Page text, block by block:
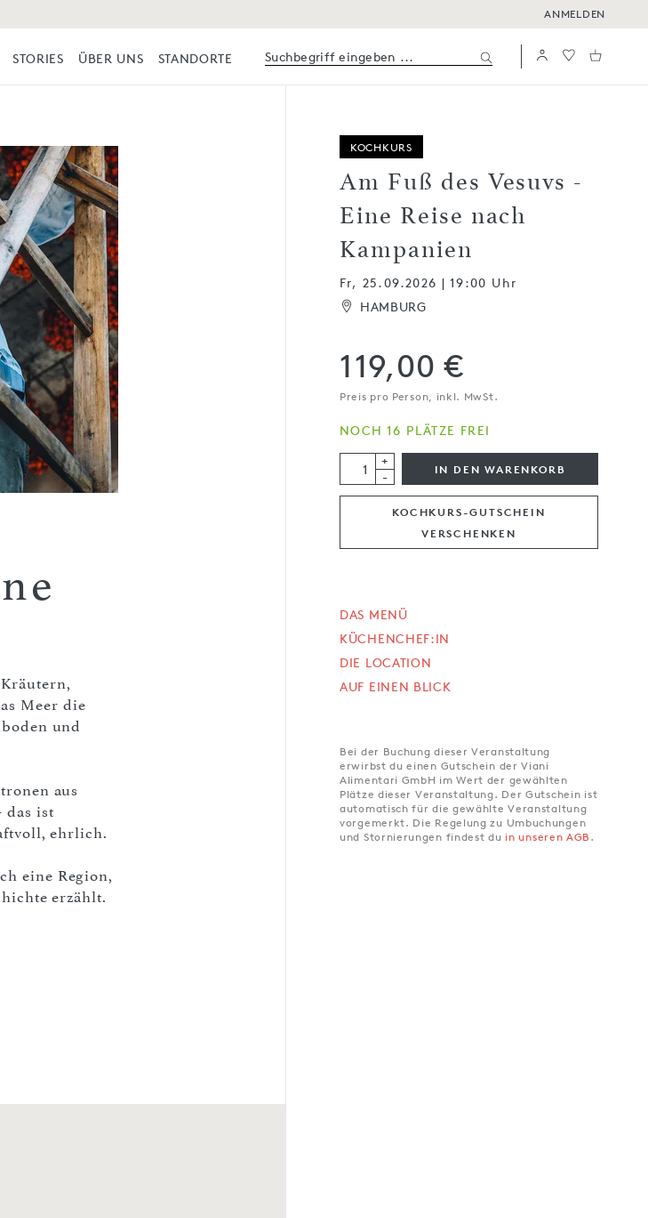
ANMELDEN
STORIES ÜBER UNS STANDORTE
KOCHKURS
Am Fuß des Vesuvs -
Eine Reise nach
Kampanien
Fr, 25.09.2026 | 19:00 Uhr
HAMBURG
119,00 €
Preis pro Person, inkl. MwSt.
NOCH 16 PLÄTZE FREI
+
-
IN DEN WARENKORB
KOCHKURS-GUTSCHEIN
VERSCHENKEN
DAS MENÜ
KÜCHENCHEF:IN
DIE LOCATION
AUF EINEN BLICK
Bei der Buchung dieser Veranstaltung
erwirbst du einen Gutschein der Viani
Alimentari GmbH im Wert der gewählten
Plätze dieser Veranstaltung. Der Gutschein ist
automatisch für die gewählte Veranstaltung
vorgemerkt. Die Regelung zu Umbuchungen
und Stornierungen findest du in unseren AGB .
Meer die
und
aus
das ist
ehrlich.
eine Region,
erzählt.